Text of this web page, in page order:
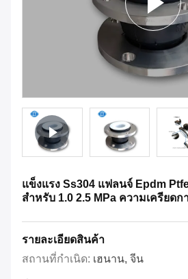
แข็งแรง Ss304 แฟลนจ์ Epdm
สําหรับ 1.0 2.5 MPa ความเครียดก
รายละเอียดสินค้า
สถานที่กำเนิด: เฮนาน, จีน